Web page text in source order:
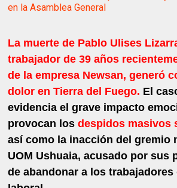
en la Asamblea General
La muerte de Pablo Ulises
trabajador de 39 años
de la empresa Newsan, generó
dolor en Tierra del Fuego. El
evidencia el grave impacto
provocan losdespidos masivos
así como la inacción del gremio
UOM Ushuaia, acusado por sus
de abandonar a los